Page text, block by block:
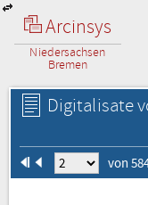
Arcinsys
Niedersachsen
Bremen
Digitalisate
von